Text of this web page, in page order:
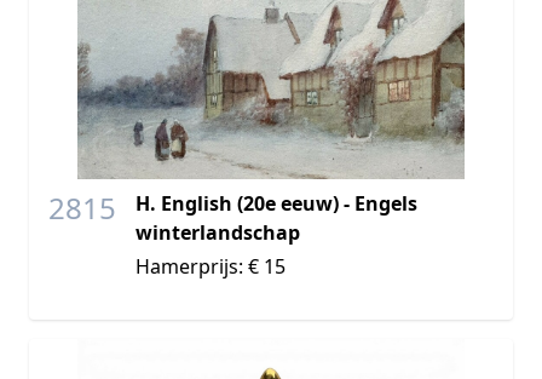
2815
H. English (20e eeuw) - Engels
winterlandschap
Hamerprijs: € 15